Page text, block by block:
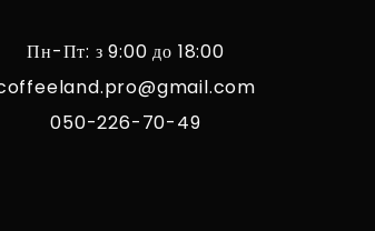
Пн-Пт: з 9:00 до 18:00
050-226-70-49